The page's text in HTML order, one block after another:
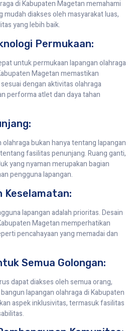
di Kabupaten Magetan memahami
mudah diakses oleh masyarakat luas,
yang lebih baik.
Permukaan:
untuk permukaan lapangan olahraga
Magetan memastikan
dengan aktivitas olahraga
performa atlet dan daya tahan
bukan hanya tentang lapangan
fasilitas penunjang. Ruang ganti,
yang nyaman merupakan bagian
pengguna lapangan.
Keselamatan:
lapangan adalah prioritas. Desain
Magetan memperhatikan
pencahayaan yang memadai dan
Semua Golongan:
dapat diakses oleh semua orang,
lapangan olahraga di Kabupaten
aspek inklusivitas, termasuk fasilitas